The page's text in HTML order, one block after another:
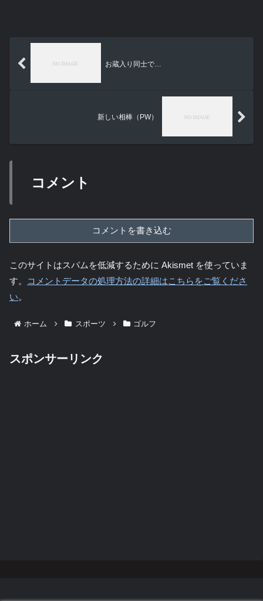
お蔵入り同士で…
新しい相棒（PW）
コメント
コメントを書き込む
このサイトはスパムを低減するために Akismet を使っていま
す。
コメントデータの処理方法の詳細はこちらをご覧くださ
い。
ホーム スポーツ ゴルフ
スポンサーリンク